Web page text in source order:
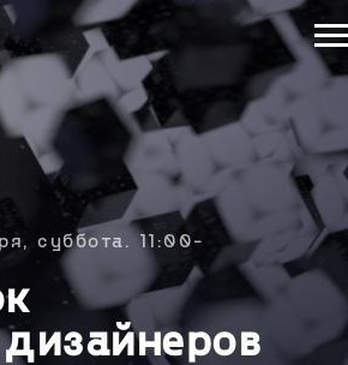
суббота. 11:00-